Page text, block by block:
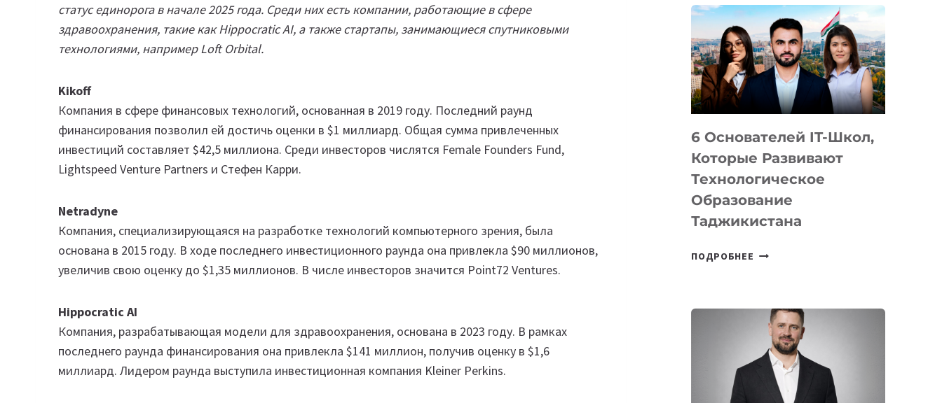
статус единорога в начале 2025 года. Среди них есть компании, работающие в сфере
здравоохранения, такие как Hippocratic AI, а также стартапы, занимающиеся спутниковыми
технологиями, например Loft Orbital.
Kikoff
Компания в сфере финансовых технологий, основанная в 2019 году. Последний раунд
финансирования позволил ей достичь оценки в $1 миллиард. Общая сумма привлеченных
инвестиций составляет $42,5 миллиона. Среди инвесторов числятся Female Founders Fund,
Lightspeed Venture Partners и Стефен Карри.
Netradyne
Компания, специализирующаяся на разработке технологий компьютерного зрения, была
основана в 2015 году. В ходе последнего инвестиционного раунда она привлекла $90 миллионов,
увеличив свою оценку до $1,35 миллионов. В числе инвесторов значится Point72 Ventures.
Hippocratic AI
Компания, разрабатывающая модели для здравоохранения, основана в 2023 году. В рамках
последнего раунда финансирования она привлекла $141 миллион, получив оценку в $1,6
миллиард. Лидером раунда выступила инвестиционная компания Kleiner Perkins.
ВНЕШНЕГО
ВИДА
НОВОГО
УСТРОЙСТВА
OPENAI
6 Основателей IT-Школ,
Которые Развивают
Технологическое
Образование
Таджикистана
ПОДРОБНЕЕ
КОТОРЫЕ
РАЗВИВАЮТ
ТЕХНОЛОГИЧЕСКОЕ
ОБРАЗОВАНИЕ
ТАДЖИКИСТАНА